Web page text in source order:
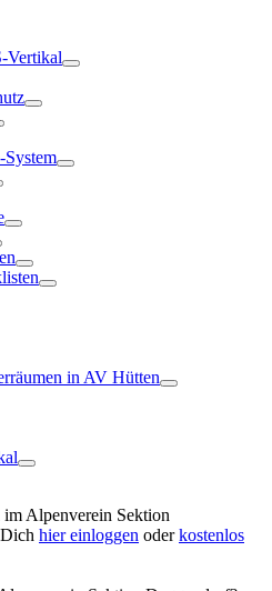
Vertikal
System
in AV Hütten
Alpenverein Sektion
hier einloggen oderkostenlos